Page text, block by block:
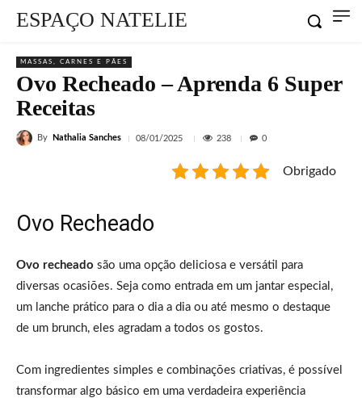
ESPAÇO NATELIE
MASSAS, CARNES E PÃES
Ovo Recheado – Aprenda 6 Super
Receitas
By Nathalia Sanches 08/01/2025 238 0
Obrigado
Ovo Recheado
Ovo recheado são uma opção deliciosa e versátil para
diversas ocasiões. Seja como entrada em um jantar especial,
um lanche prático para o dia a dia ou até mesmo o destaque
de um brunch, eles agradam a todos os gostos.
Com ingredientes simples e combinações criativas, é possível
transformar algo básico em uma verdadeira experiência